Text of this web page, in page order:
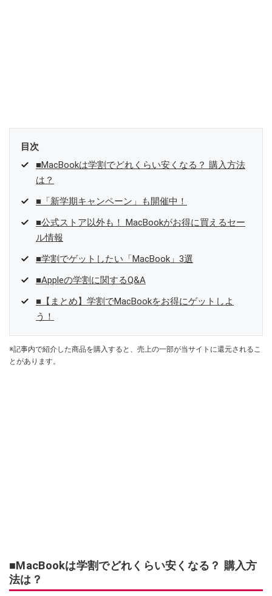
目次
■MacBookは学割でどれくらい安くなる？ 購入方法
は？
■「新学期キャンペーン」も開催中！
■公式ストア以外も！ MacBookがお得に買えるセー
ル情報
■学割でゲットしたい「MacBook」3選
■Appleの学割に関するQ&A
■【まとめ】学割でMacBookをお得にゲットしよ
う！
※記事内で紹介した商品を購入すると、売上の一部が当サイトに還元されるこ
とがあります。
■MacBookは学割でどれくらい安くなる？ 購入方
法は？